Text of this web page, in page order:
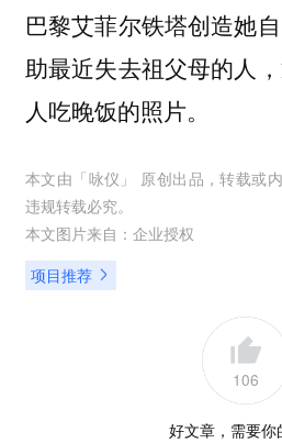
巴黎艾菲尔铁塔创造她
助最近失去祖父母的人
人吃晚饭的照片。
本文由「咏仪 」 原创出品，转载或
违规转载必究。
本文图片来自： 企业授权
项目推荐
106
好文章，需要你